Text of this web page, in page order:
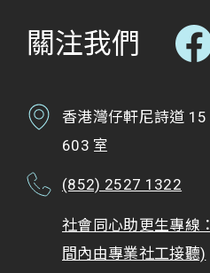
關注我們
香港灣仔軒尼詩道
603 室
(852) 2527 1322
社會同心助更生專線
間內由專業社工接聽)